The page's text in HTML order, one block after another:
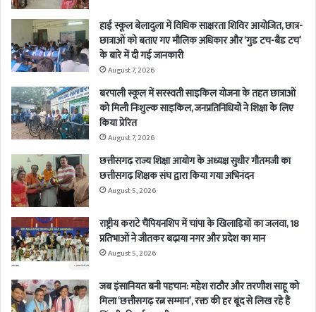
हाई स्कूल बेलादुला में विधिक साक्षरता शिविर आयोजित, छात्र-
छात्राओं को बताए गए मौलिक अधिकार और ‘गुड टच-बैड टच’
के बारे में दी गई जानकारी
August 7, 2026
बरपाली स्कूल में सरस्वती साइकिल योजना के तहत छात्राओं
को मिली निःशुल्क साइकिल, जनप्रतिनिधियों ने शिक्षा के लिए
किया प्रेरित
August 7, 2026
छत्तीसगढ़ राज्य शिक्षा आयोग के अध्यक्ष सुधीर गौतमजी का
छत्तीसगढ़ शिक्षक संघ द्वारा किया गया अभिनंदन
August 5, 2026
राष्ट्रीय कराटे चैंपियनशिप में चांपा के खिलाड़ियों का जलवा, 18
प्रतिभाओं ने जीतकर बढ़ाया नगर और प्रदेश का मान
August 5, 2026
जब इंसानियत बनी पहचान: महेश राठौर और तरणीश साहू को
मिला ‘छत्तीसगढ़ रत्न सम्मान’, रक्त की हर बूंद से लिख रहे हैं